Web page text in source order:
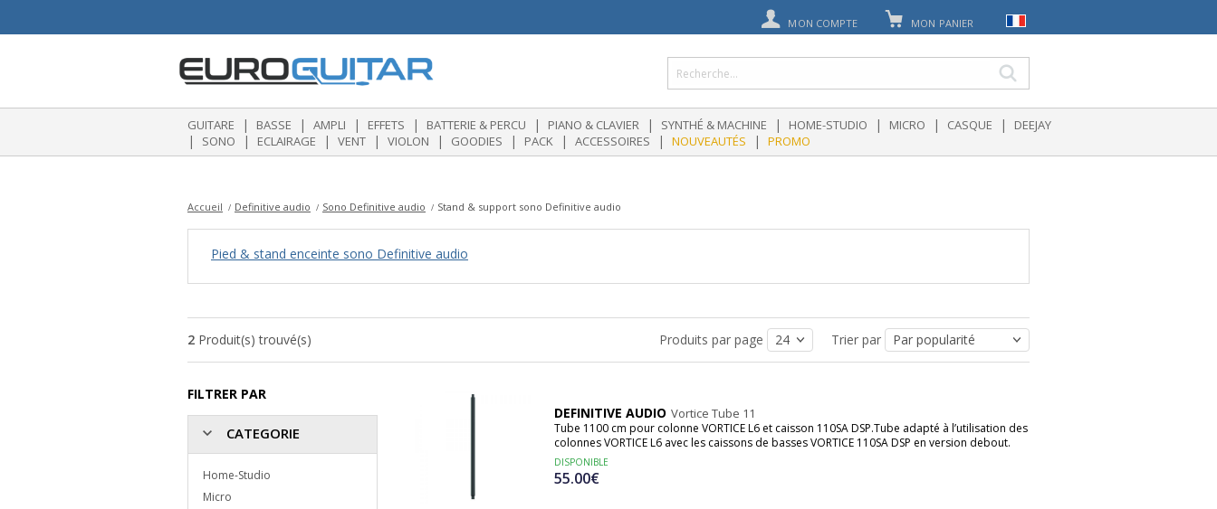
MON COMPTE MON PANIER
GUITARE | BASSE | AMPLI | EFFETS | BATTERIE & PERCU | PIANO & CLAVIER | SYNTHÉ & MACHINE | HOME-STUDIO | MICRO | CASQUE | DEEJAY
| SONO | ECLAIRAGE | VENT | VIOLON | GOODIES | PACK | ACCESSOIRES | NOUVEAUTÉS | PROMO
Accueil Definitive audio Sono Definitive audio Stand & support sono Definitive audio
Pied & stand enceinte sono Definitive audio
2 Produit(s) trouvé(s) Produits par page Trier par
FILTRER PAR
CATEGORIE
Home-Studio
Micro
DEFINITIVE AUDIO Vortice Tube 11
Tube 1100 cm pour colonne VORTICE L6 et caisson 110SA DSP.Tube adapté à l’utilisation des
colonnes VORTICE L6 avec les caissons de basses VORTICE 110SA DSP en version debout.
DISPONIBLE
55.00€